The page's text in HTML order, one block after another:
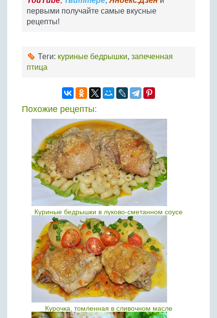
первыми получайте самые вкусные
рецепты!
Теги: куриные бедрышки, запеченная
птица
Похожие рецепты:
Куриные бедрышки в луково-сметанном соусе
Курочка, томленная в сливочном масле